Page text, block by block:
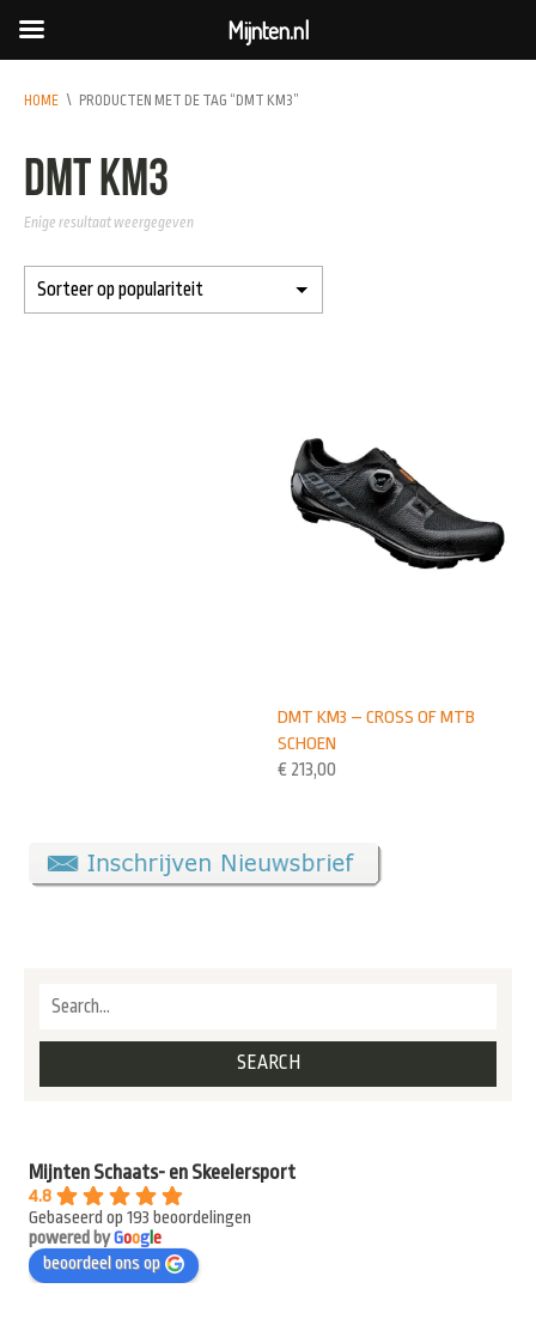
HOME \ PRODUCTEN MET DE TAG “DMT KM3”
DMT KM3
Enige resultaat weergegeven
DMT KM3 – CROSS OF MTB
SCHOEN
€ 213,00
Mijnten Schaats- en Skeelersport
4.8
Gebaseerd op 193 beoordelingen
powered byGooge
beoordeel ons op
Mijnten.nl